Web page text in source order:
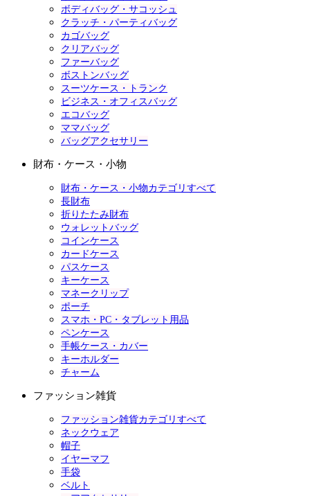
ボディバッグ・サコッシュ
クラッチ・パーティバッグ
カゴバッグ
クリアバッグ
ファーバッグ
ボストンバッグ
スーツケース・トランク
ビジネス・オフィスバッグ
エコバッグ
ママバッグ
バッグアクセサリー
財布・ケース・小物
財布・ケース・小物カテゴリすべて
長財布
折りたたみ財布
ウォレットバッグ
コインケース
カードケース
パスケース
キーケース
マネークリップ
ポーチ
スマホ・PC・タブレット用品
ペンケース
手帳ケース・カバー
キーホルダー
チャーム
ファッション雑貨
ファッション雑貨カテゴリすべて
ネックウェア
帽子
イヤーマフ
手袋
ベルト